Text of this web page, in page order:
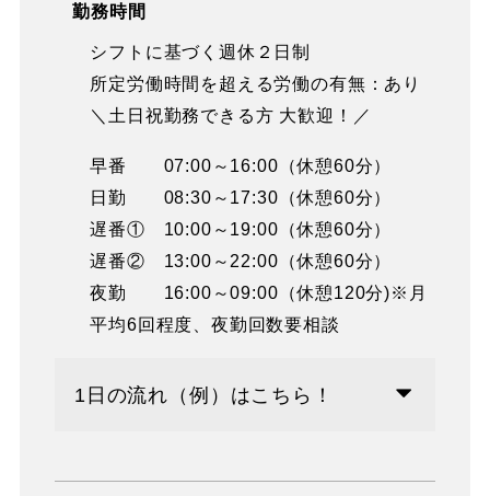
勤務時間
シフトに基づく週休２日制
所定労働時間を超える労働の有無：あり
＼土日祝勤務できる方 大歓迎！／
早番 07:00～16:00（休憩60分）
日勤 08:30～17:30（休憩60分）
遅番① 10:00～19:00（休憩60分）
遅番② 13:00～22:00（休憩60分）
夜勤 16:00～09:00（休憩120分)※月
平均6回程度、夜勤回数要相談
1日の流れ（例）はこちら！